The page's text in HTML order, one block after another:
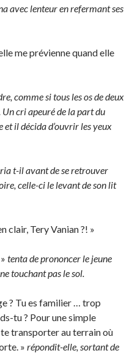
avec lenteur en refermant ses
me prévienne quand elle
comme si tous les os de deux
cri apeuré de la part du
il décida d’ouvrir les yeux
t-il avant de se retrouver
celle-ci le levant de son lit
clair, Tery Vanian ?! »
tenta de prononcer le jeune
touchant pas le sol.
? Tu es familier … trop
tu ? Pour une simple
transporter au terrain où
» répondit-elle, sortant de